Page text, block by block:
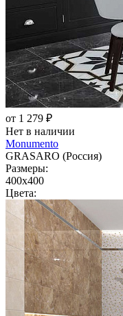
от 1 279 ₽
Нет в наличии
Monumento
GRASARO (Россия)
Размеры:
400x400
Цвета: